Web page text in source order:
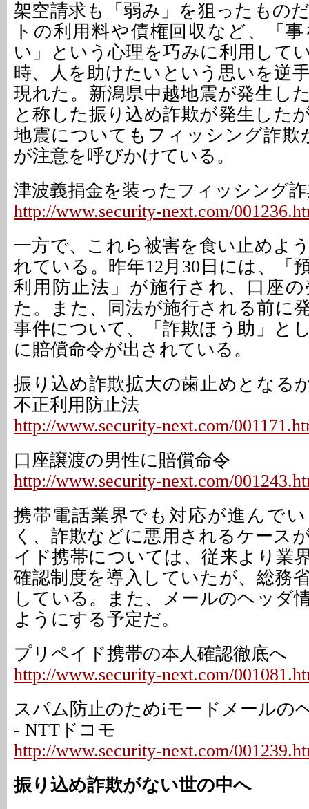
架空請求も「弱み」を狙ったもの
トの利用料や債権回収など、「
い」という心理を巧みに利用して
時、人を助けたいという思いを逆
現れた。新潟県中越地震が発生し
と称した振り込め詐欺が発生した
地震についてもフィッシング詐欺
が注意を呼びかけている。
津波義捐金を装ったフィッシング
http://www.security-next.com/
一方で、これら被害を食い止めよ
れている。昨年12月30日には、「
利用防止法」が施行され、口座
た。また、同法が施行される前に
事件について、「詐欺ほう助」と
に賠償命令が出されている。
振り込め詐欺拡大の歯止めとなる
不正利用防止法
http://www.security-next.com/
口座譲渡の男性に賠償命令
http://www.security-next.com/
携帯電話業界でも対応が進んで
く、詐欺などに悪用されるケース
イド携帯については、従来より業
確認制度を導入していたが、総務
している。また、メールのヘッダ
ようにする予定だ。
プリペイド携帯の本人確認徹底へ
http://www.security-next.com/
スパム防止のためiモードメールの
- NTTドコモ
http://www.security-next.com/
振り込め詐欺がない世の中へ